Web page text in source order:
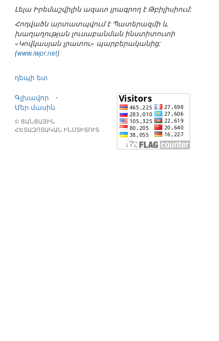
Լելա Իրեմաշվիլին ազատ լրագրող է Թբիլիսիում:
Հոդվածն արտատպվում է Պատերազմի և
խաղաղության լուսաբանման ինստիտուտի
«Կովկասյան լրատու» պարբերականից:
(www.iwpr.net)
դեպի ետ
Գլխավոր
⋅
Մեր մասին
© ՑԱՆՑԱՅԻՆ
ՀԵՏԱԶՈՏԱԿԱՆ ԻՆՍՏԻՏՈՒՏ